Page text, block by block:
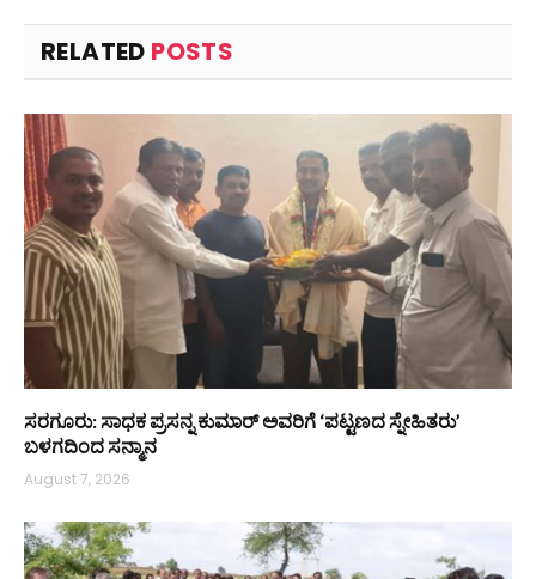
RELATED POSTS
ಸರಗೂರು: ಸಾಧಕ ಪ್ರಸನ್ನ ಕುಮಾರ್ ಅವರಿಗೆ ‘ಪಟ್ಟಣದ ಸ್ನೇಹಿತರು’
ಬಳಗದಿಂದ ಸನ್ಮಾನ
August 7, 2026